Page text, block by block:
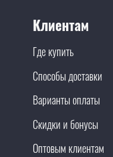
Клиентам
Где купить
Способы доставки
Варианты оплаты
Скидки и бонусы
Оптовым клиентам